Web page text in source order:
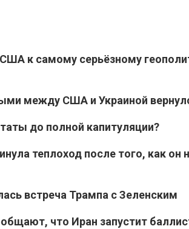
к самому серьёзному
между США и Украиной
до полной капитуляции?
теплоход после того, как он
встреча Трампа с Зеленским
что Иран запустит